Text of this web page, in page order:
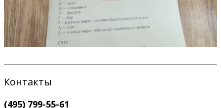
Контакты
(495) 799-55-61